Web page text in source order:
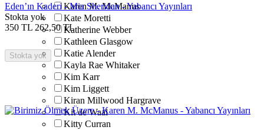
Karen M. McManus
Kate Moretti
Katherine Webber
Kathleen Glasgow
Katie Alender
Kayla Rae Whitaker
Kim Karr
Kim Liggett
Kiran Millwood Hargrave
Kit de Waal
Kitty Curran
Eden’ın Kaderi - Mia Sheridan - Yabancı Yayınları
Stokta yok
350 TL 262,50 TL
Stokta yok